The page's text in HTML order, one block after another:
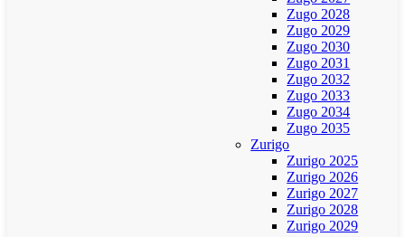
Zugo 2028
Zugo 2029
Zugo 2030
Zugo 2031
Zugo 2032
Zugo 2033
Zugo 2034
Zugo 2035
Zurigo
Zurigo 2025
Zurigo 2026
Zurigo 2027
Zurigo 2028
Zurigo 2029